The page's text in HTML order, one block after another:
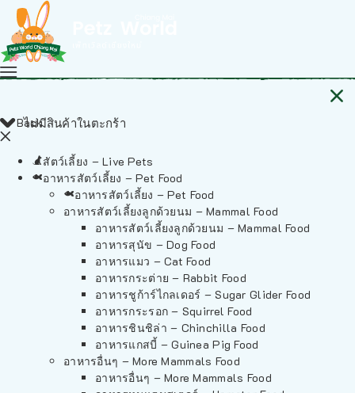
ไม่มีสินค้าในตะกร้า
Back
สัตว์เลี้ยง – Live Pets
อาหารสัตว์เลี้ยง – Pet Food
อาหารสัตว์เลี้ยง – Pet Food
อาหารสัตว์เลี้ยงลูกด้วยนม – Mammal Food
อาหารสัตว์เลี้ยงลูกด้วยนม – Mammal Food
อาหารสุนัข – Dog Food
อาหารแมว – Cat Food
อาหารกระต่าย – Rabbit Food
อาหารชูก้าร์ไกลเดอร์ – Sugar Glider Food
อาหารกระรอก – Squirrel Food
อาหารชินชิล่า – Chinchilla Food
อาหารแกสบี้ – Guinea Pig Food
อาหารอื่นๆ – More Mammals Food
อาหารอื่นๆ – More Mammals Food